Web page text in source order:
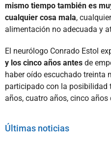
mismo tiempo también es
cualquier cosa mala,
alimentación no adecuada y
El neurólogo Conrado Estol
y los cinco años antes de
haber oído escuchado treinta
participado con la posibilidad
años, cuatro años, cinco años
Últimas noticias